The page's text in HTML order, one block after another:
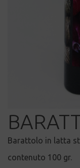
Barattolo in latta
contenuto 100 gr.